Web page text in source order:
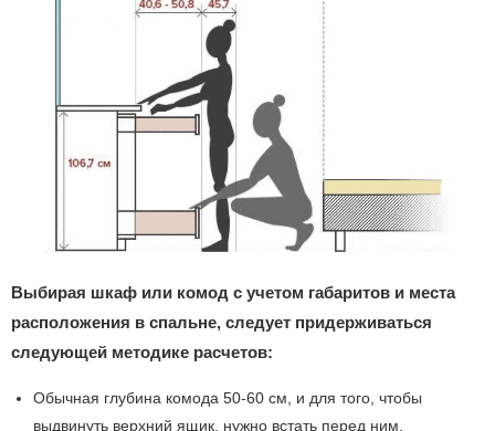
Выбирая шкаф или комод с учетом габаритов и места
расположения в спальне, следует придерживаться
следующей методике расчетов:
Обычная глубина комода 50-60 см, и для того, чтобы
выдвинуть верхний ящик, нужно встать перед ним.